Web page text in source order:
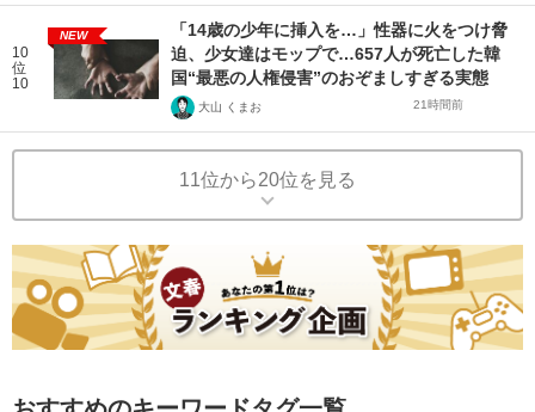
10
位
10
NEW
「14歳の少年に挿入を…」性器に火をつけ脅
迫、少女達はモップで…657人が死亡した韓
国“最悪の人権侵害”のおぞましすぎる実態
大山 くまお 21時間前
11位から20位を見る